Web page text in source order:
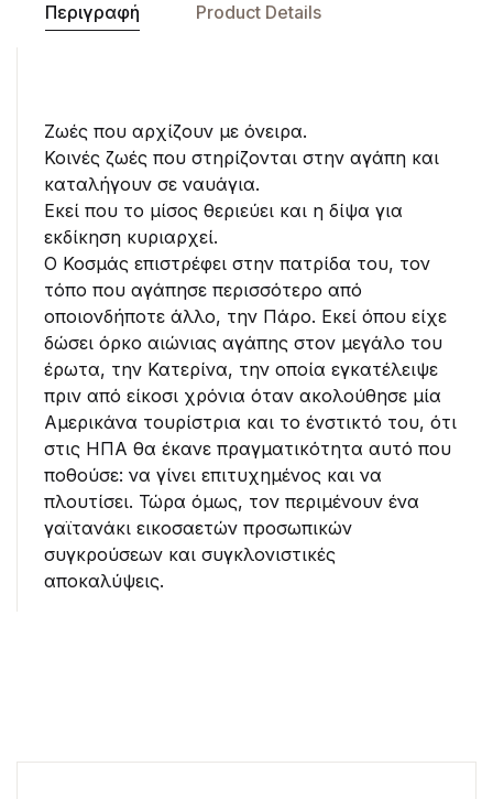
Περιγραφή Product Details
Ζωές που αρχίζουν με όνειρα.
Κοινές ζωές που στηρίζονται στην αγάπη και
καταλήγουν σε ναυάγια.
Εκεί που το μίσος θεριεύει και η δίψα για
εκδίκηση κυριαρχεί.
Ο Κοσμάς επιστρέφει στην πατρίδα του, τον
τόπο που αγάπησε περισσότερο από
οποιονδήποτε άλλο, την Πάρο. Εκεί όπου είχε
δώσει όρκο αιώνιας αγάπης στον μεγάλο του
έρωτα, την Κατερίνα, την οποία εγκατέλειψε
πριν από είκοσι χρόνια όταν ακολούθησε μία
Αμερικάνα τουρίστρια και το ένστικτό του, ότι
στις ΗΠΑ θα έκανε πραγματικότητα αυτό που
ποθούσε: να γίνει επιτυχημένος και να
πλουτίσει. Τώρα όμως, τον περιμένουν ένα
γαϊτανάκι εικοσαετών προσωπικών
συγκρούσεων και συγκλονιστικές
αποκαλύψεις.